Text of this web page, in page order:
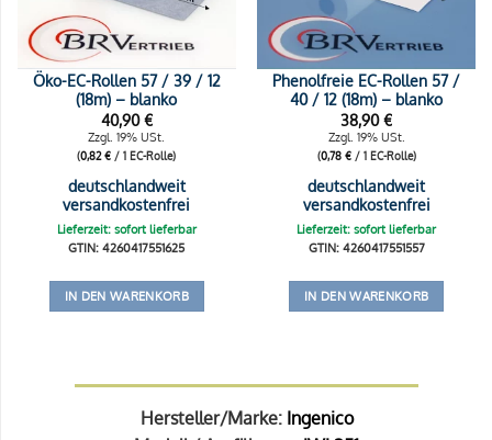
Öko-EC-Rollen 57 / 39 / 12
(18m) – blanko
40,90€
Zzgl. 19% USt.
(0,82€ / 1 EC-Rolle)
deutschlandweit
versandkostenfrei
Lieferzeit: sofort lieferbar
GTIN: 4260417551625
IN DEN WARENKORB
Phenolfreie EC-Rollen 57 /
40 / 12 (18m) – blanko
38,90€
Zzgl. 19% USt.
(0,78 €/ 1 EC-Rolle)
deutschlandweit
versandkostenfrei
Lieferzeit: sofort lieferbar
GTIN: 4260417551557
IN DEN WARENKORB
Hersteller/Marke: Ingenico